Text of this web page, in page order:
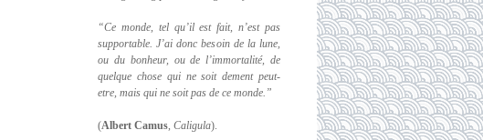
“Ce monde, tel qu’il est fait, n’est pas
supportable. J’ai donc besoin de la lune,
ou du bonheur, ou de l’immortalité, de
quelque chose qui ne soit dement peut-
etre, mais qui ne soit pas de ce monde.”
(Albert Camus, Caligula).